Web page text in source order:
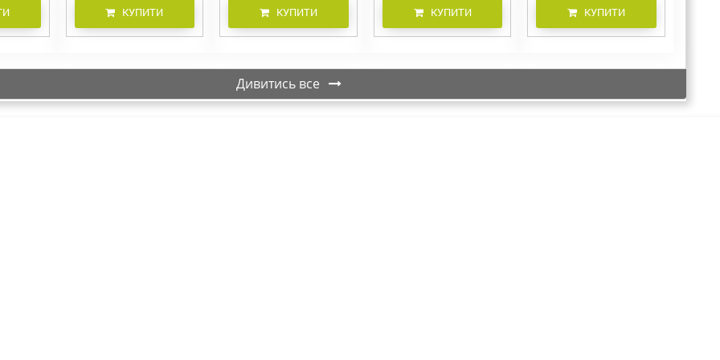
КУПИТИ КУПИТИ КУПИТИ КУПИТИ
Дивитись все